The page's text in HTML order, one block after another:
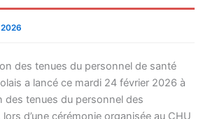
a lancé ce mardi 24 février 2026 à
des tenues du personnel des